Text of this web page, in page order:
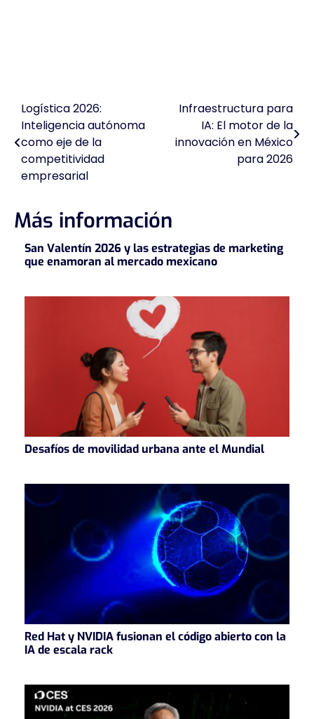
Navegación
de
entradas
Logística 2026:
Inteligencia autónoma
como eje de la
competitividad
empresarial
Infraestructura para
IA: El motor de la
innovación en México
para 2026
Más información
San Valentín 2026 y las estrategias de marketing
que enamoran al mercado mexicano
Desafíos de movilidad urbana ante el Mundial
Red Hat y NVIDIA fusionan el código abierto con la
IA de escala rack